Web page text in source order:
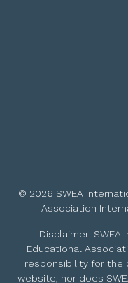
© 2026 SWEA
Association
Disclaimer: SWEA
Educational
responsibility for the
website, nor does